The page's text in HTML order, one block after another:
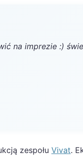
na imprezie :)
zespołu Vivat.